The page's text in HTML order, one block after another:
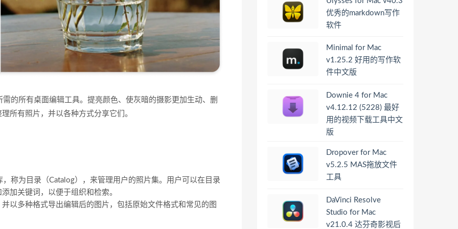
的所有桌面编辑工具。提亮颜色、使灰暗的摄影更加生动、删
所有照片，并以各种方式分享它们。
称为目录（Catalog），来管理用户的照片集。用户可以在目录
加关键词，以便于组织和检索。
以多种格式导出编辑后的图片，包括原始文件格式和常见的图
优秀的markdown写作
软件
Minimal for Mac
v1.25.2 好用的写作软
件中文版
Downie 4 for Mac
v4.12.12 (5228) 最好
用的视频下载工具中文
版
Dropover for Mac
v5.2.5 MAS拖放文件
工具
DaVinci Resolve
Studio for Mac
v21.0.4 达芬奇影视后